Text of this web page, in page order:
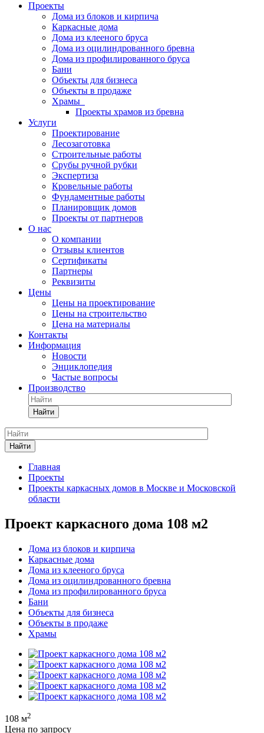
Проекты
Дома из блоков и кирпича
Каркасные дома
Дома из клееного бруса
Дома из оцилиндрованного бревна
Дома из профилированного бруса
Бани
Объекты для бизнеса
Объекты в продаже
Храмы
Проекты храмов из бревна
Услуги
Проектирование
Лесозаготовка
Строительные работы
Срубы ручной рубки
Экспертиза
Кровельные работы
Фундаментные работы
Планировщик домов
Проекты от партнеров
О нас
О компании
Отзывы клиентов
Сертификаты
Партнеры
Реквизиты
Цены
Цены на проектирование
Цены на строительство
Цена на материалы
Контакты
Информация
Новости
Энциклопедия
Частые вопросы
Производство
Найти
Найти
Главная
Проекты
Проекты каркасных домов в Москве и Московской
области
Проект каркасного дома 108 м2
Дома из блоков и кирпича
Каркасные дома
Дома из клееного бруса
Дома из оцилиндрованного бревна
Дома из профилированного бруса
Бани
Объекты для бизнеса
Объекты в продаже
Храмы
108 м2
Цена по запросу